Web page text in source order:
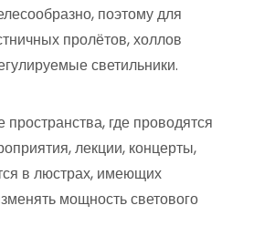
поэтому для
пролётов, холлов
светильники.
где проводятся
лекции, концерты,
в люстрах, имеющих
мощность светового